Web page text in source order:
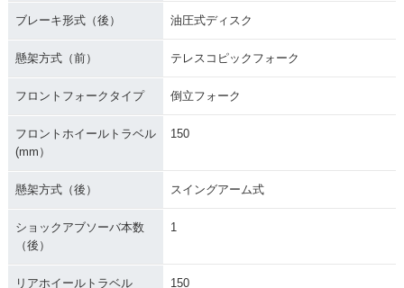
ブレーキ形式（後） 油圧式ディスク
懸架方式（前） テレスコピックフォーク
フロントフォークタイプ 倒立フォーク
フロントホイールトラベル
(mm）
150
懸架方式（後） スイングアーム式
ショックアブソーバ本数
（後）
1
リアホイールトラベル
150